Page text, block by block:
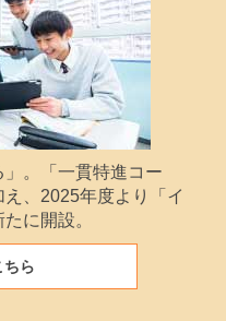
。「一貫特進コー
、2025年度より「イ
に開設。
ちら